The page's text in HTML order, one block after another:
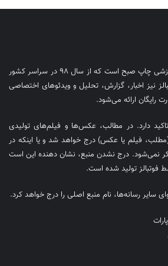
روزنامه فوتبالز، روزنامه ای ورزشی چاپ صبح است که از سال ۹۸ در سراسر کشور
نیز اخبار، گزارش، تحلیل و ویدئوهای اختصاصی
ارائه می‌شود.
دارد. در مطالب، عکس‌ها و فیلم‌های تولیدی
فیلم یا عکس) درج خواهد شد و یا اینکه در
ذیل محتوا نام منبع خاصی ذکر نمی‌‎شود. درج نشدن منبع، نشان دهنده این است
فوتبالز تولید شده است.
سایر رسانه‌ها، نام منبع اصلی را درج خواهد کرد.